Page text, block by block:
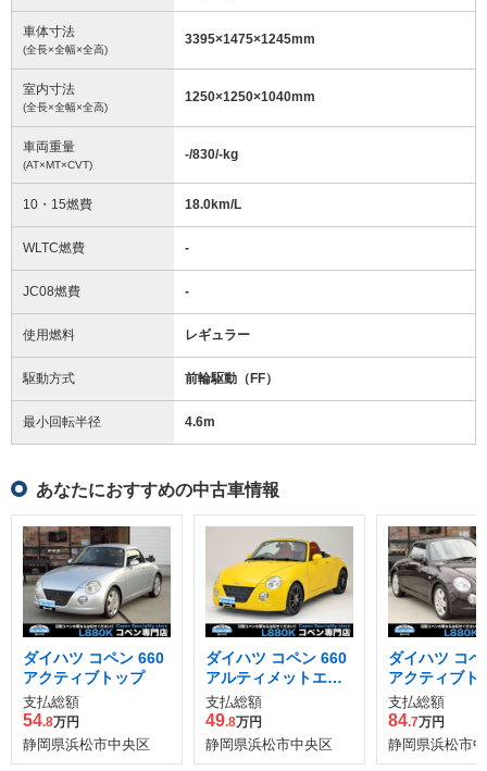
車体寸法
(全長×全幅×全高)
3395×1475×1245mm
室内寸法
(全長×全幅×全高)
1250×1250×1040mm
車両重量
(AT×MT×CVT)
-/830/-kg
10・15燃費 18.0km/L
WLTC燃費 -
JC08燃費 -
使用燃料 レギュラー
駆動方式 前輪駆動（FF）
最小回転半径 4.6m
あなたにおすすめの中古車情報
ダイハツ コペン 660
アクティブトップ
支払総額
54.8万円
静岡県浜松市中央区
ダイハツ コペン 660
アルティメットエデ
ィション
支払総額
49.8万円
静岡県浜松市中央区
ダイハツ コ
アクティブト
支払総額
84.7万円
静岡県浜松市